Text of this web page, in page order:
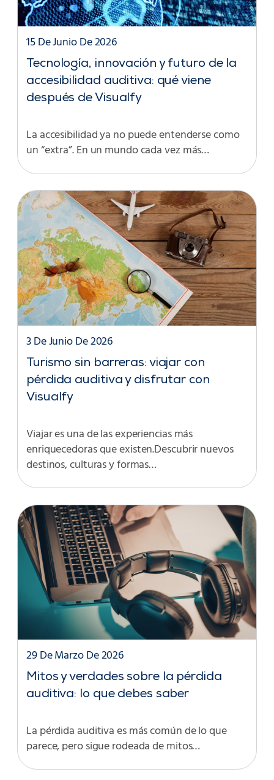
Tecnología, innovación y futuro de la
accesibilidad auditiva: qué viene
después de Visualfy
15 De Junio De 2026
La accesibilidad ya no puede entenderse como
un “extra”. En un mundo cada vez más…
Turismo sin barreras: viajar con
pérdida auditiva y disfrutar con
Visualfy
3 De Junio De 2026
Viajar es una de las experiencias más
enriquecedoras que existen.Descubrir nuevos
destinos, culturas y formas…
Mitos y verdades sobre la pérdida
auditiva: lo que debes saber
29 De Marzo De 2026
La pérdida auditiva es más común de lo que
parece, pero sigue rodeada de mitos…